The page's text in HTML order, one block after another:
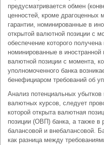
предусматривается обмен
ценностей, кроме драгоценных
гарантии, номинированные в
открытой валютной позиции с
обеспечение которого
номинированные в
валютной позиции с момента,
уполномоченного банка
бенефициаром требований об
Анализ потенциальных
валютных курсов, следует
которой открыта валютная
позиции (ОВП) банка, а также
балансовой и внебалансовой.
как разница между